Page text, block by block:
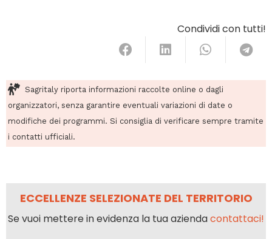
Condividi con tutti!
Sagritaly riporta informazioni raccolte online o dagli
organizzatori, senza garantire eventuali variazioni di date o
modifiche dei programmi. Si consiglia di verificare sempre tramite
i contatti ufficiali.
ECCELLENZE SELEZIONATE DEL TERRITORIO
Se vuoi mettere in evidenza la tua aziendacontattaci!